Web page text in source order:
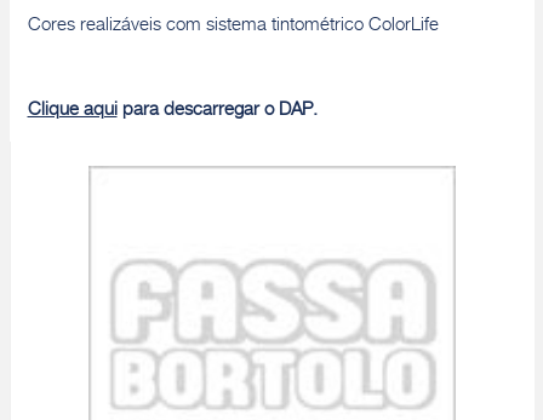
Cores realizáveis com sistema tintométrico ColorLife
Clique aquipara descarregar o DAP.